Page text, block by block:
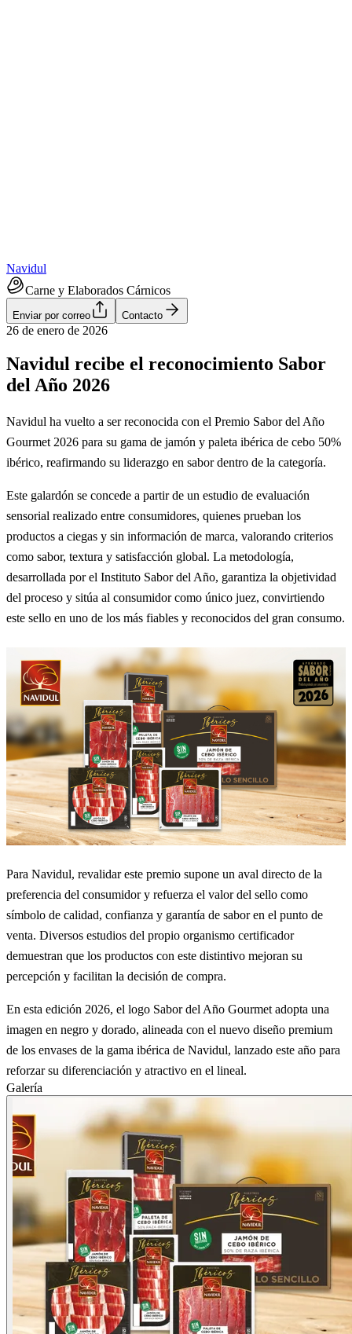
Navidul
Carne y Elaborados Cárnicos
Enviar por correo Contacto
26 de enero de 2026
Navidul recibe el reconocimiento Sabor
del Año 2026
Navidul ha vuelto a ser reconocida con el Premio Sabor del Año
Gourmet 2026 para su gama de jamón y paleta ibérica de cebo 50%
ibérico, reafirmando su liderazgo en sabor dentro de la categoría.
Este galardón se concede a partir de un estudio de evaluación
sensorial realizado entre consumidores, quienes prueban los
productos a ciegas y sin información de marca, valorando criterios
como sabor, textura y satisfacción global. La metodología,
desarrollada por el Instituto Sabor del Año, garantiza la objetividad
del proceso y sitúa al consumidor como único juez, convirtiendo
este sello en uno de los más fiables y reconocidos del gran consumo.
Para Navidul, revalidar este premio supone un aval directo de la
preferencia del consumidor y refuerza el valor del sello como
símbolo de calidad, confianza y garantía de sabor en el punto de
venta. Diversos estudios del propio organismo certificador
demuestran que los productos con este distintivo mejoran su
percepción y facilitan la decisión de compra.
En esta edición 2026, el logo Sabor del Año Gourmet adopta una
imagen en negro y dorado, alineada con el nuevo diseño premium
de los envases de la gama ibérica de Navidul, lanzado este año para
reforzar su diferenciación y atractivo en el lineal.
Galería